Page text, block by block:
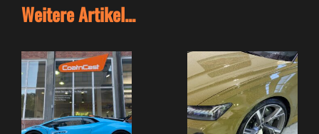
Weitere Artikel...